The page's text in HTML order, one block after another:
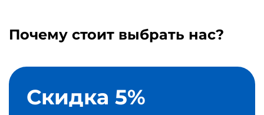
Почему стоит выбрать нас?
Скидка 5%